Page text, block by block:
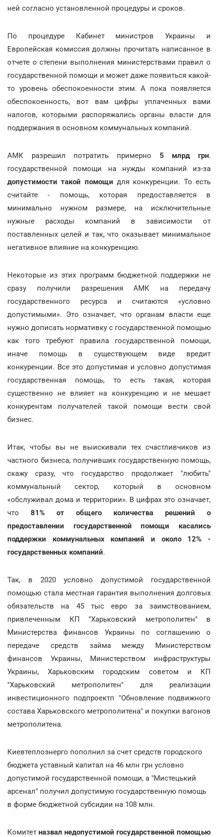
ней согласно установленной процедуры и сроков.
По процедуре Кабинет министров Украины и
Европейская комиссия должны прочитать написанное в
отчете о степени выполнения министерствами правил о
государственной помощи и может даже появиться какой-
то уровень обеспокоенности этим. А пока появляется
обеспокоенность, вот вам цифры уплаченных вами
налогов, которыми распоряжались органы власти для
поддержания в основном коммунальных компаний.
АМК разрешил потратить примерно 5 млрд грн.
государственной помощи на нужды компаний из-за
допустимости такой помощи для конкуренции. То есть
считайте - помощь, которая предоставляется в
минимально нужном размере, на исключительные
нужные расходы компаний в зависимости от
поставленных целей и так, что оказывает минимальное
негативное влияние на конкуренцию.
Некоторые из этих программ бюджетной поддержки не
сразу получили разрешения АМК на передачу
государственного ресурса и считаются «условно
допустимыми». Это означает, что органам власти еще
нужно дописать нормативку с государственной помощью
как того требуют правила государственной помощи,
иначе помощь в существующем виде вредит
конкуренции. Все это допустимая и условно допустимая
государственная помощь, то есть такая, которая
существенно не влияет на конкуренцию и не мешает
конкурентам получателей такой помощи вести свой
бизнес.
Итак, чтобы вы не выискивали тех счастливчиков из
частного бизнеса, получивших государственную помощь,
скажу сразу, что государство продолжает "любить"
коммунальный сектор, который в основном
«обслуживал дома и территории». В цифрах это означает,
что 81% от общего количества решений о
предоставлении государственной помощи касались
поддержки коммунальных компаний и около 12% -
государственных компаний.
Так, в 2020 условно допустимой государственной
помощью стала местная гарантия выполнения долговых
обязательств на 45 тыс евро за заимствованием,
привлеченным КП "Харьковский метрополитен" в
Министерства финансов Украины по соглашению о
передаче средств займа между Министерством
финансов Украины, Министерством инфраструктуры
Украины, Харьковским городским советом и КП
"Харьковский метрополитен" для реализации
инвестиционного подпроектп "Обновление подвижного
состава Харьковского метрополитена" и покупки вагонов
метрополитена.
Киевтеплоэнерго пополнил за счет средств городского
бюджета уставный капитал на 46 млн грн условно
допустимой государственной помощи, а "Мистецький
арсенал" получил допустимую государственную помощь
в форме бюджетной субсидии на 108 млн.
Комитет назвал недопустимой государственной помощью